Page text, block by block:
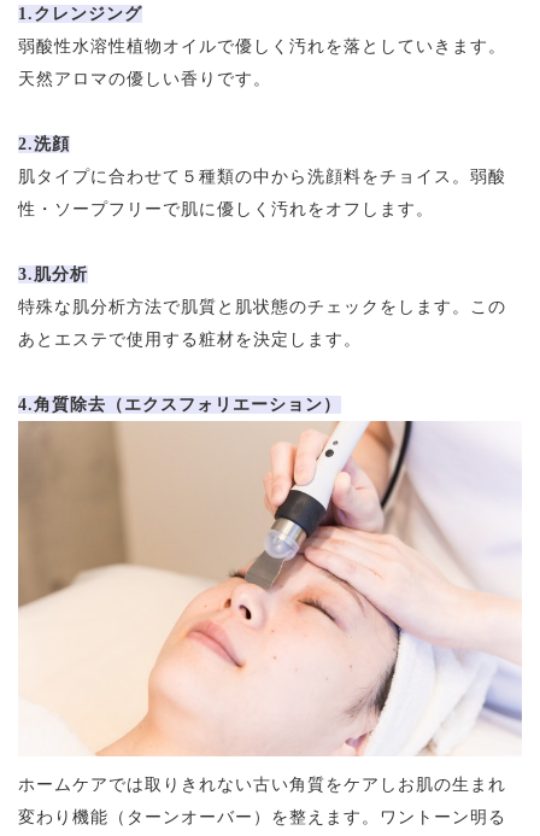
1.クレンジング
弱酸性水溶性植物オイルで優しく汚れを落としていきます。
天然アロマの優しい香りです。
2.洗顔
肌タイプに合わせて５種類の中から洗顔料をチョイス。弱酸
性・ソープフリーで肌に優しく汚れをオフします。
3.肌分析
特殊な肌分析方法で肌質と肌状態のチェックをします。この
あとエステで使用する粧材を決定します。
4.角質除去（エクスフォリエーション）
ホームケアでは取りきれない古い角質をケアしお肌の生まれ
変わり機能（ターンオーバー）を整えます。ワントーン明る